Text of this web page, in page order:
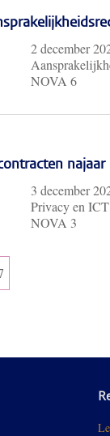
2 december
NOVA 6
najaar
3 december
Privacy en
NOVA 3